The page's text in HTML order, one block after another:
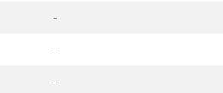
-
-
-